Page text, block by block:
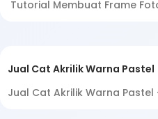
Tutorial Membuat Frame
Jual Cat Akrilik Warna Pastel
Jual Cat Akrilik Warna